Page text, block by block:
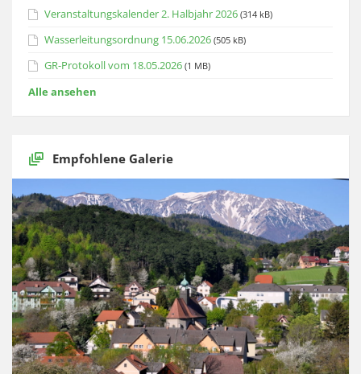
Veranstaltungskalender 2. Halbjahr 2026 (314 kB)
Wasserleitungsordnung 15.06.2026 (505 kB)
GR-Protokoll vom 18.05.2026 (1 MB)
Alle ansehen
Empfohlene Galerie